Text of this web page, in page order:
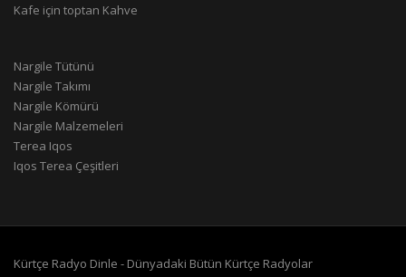
Kafe için toptan Kahve
Nargile Tütünü
Nargile Takımı
Nargile Kömürü
Nargile Malzemeleri
Terea Iqos
Iqos Terea Çeşitleri
Kürtçe Radyo Dinle - Dünyadaki Bütün Kürtçe Radyolar